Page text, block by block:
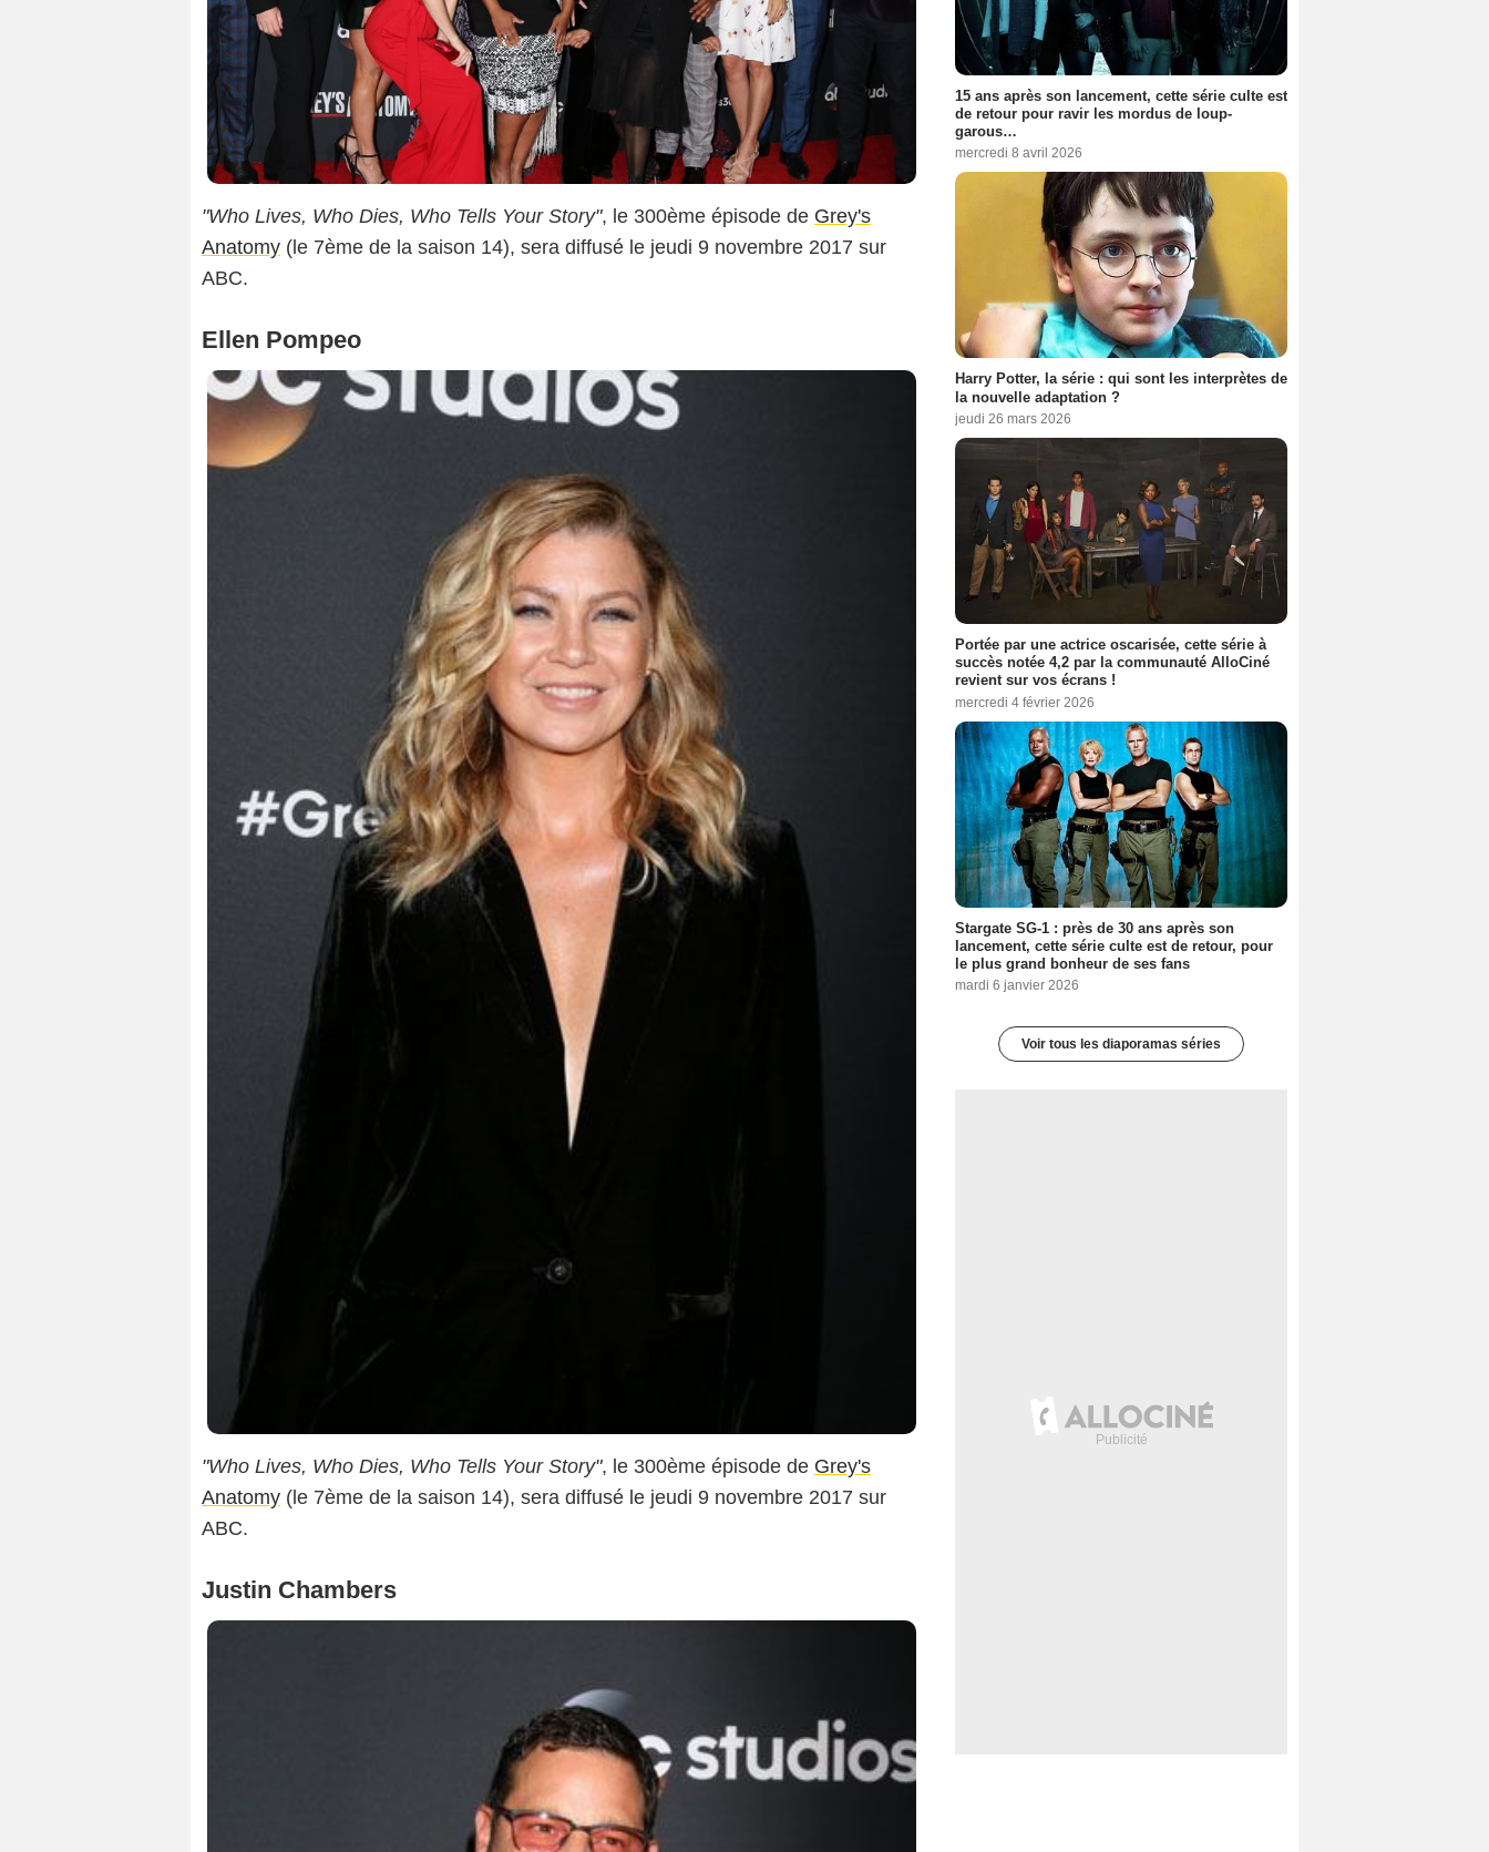
"Who Lives, Who Dies, Who Tells Your Story", le 300ème épisode de Grey's
Anatomy (le 7ème de la saison 14), sera diffusé le jeudi 9 novembre 2017 sur
ABC.
Ellen Pompeo
"Who Lives, Who Dies, Who Tells Your Story", le 300ème épisode de Grey's
Anatomy (le 7ème de la saison 14), sera diffusé le jeudi 9 novembre 2017 sur
ABC.
Justin Chambers
15 ans après son lancement, cette série culte est
de retour pour ravir les mordus de loup-
garous…
mercredi 8 avril 2026
Harry Potter, la série : qui sont les interprètes de
la nouvelle adaptation ?
jeudi 26 mars 2026
Portée par une actrice oscarisée, cette série à
succès notée 4,2 par la communauté AlloCiné
revient sur vos écrans !
mercredi 4 février 2026
Stargate SG-1 : près de 30 ans après son
lancement, cette série culte est de retour, pour
le plus grand bonheur de ses fans
mardi 6 janvier 2026
Voir tous les diaporamas séries